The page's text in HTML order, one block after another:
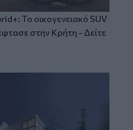
Το οικογενειακό SUV
στην Κρήτη - Δείτε